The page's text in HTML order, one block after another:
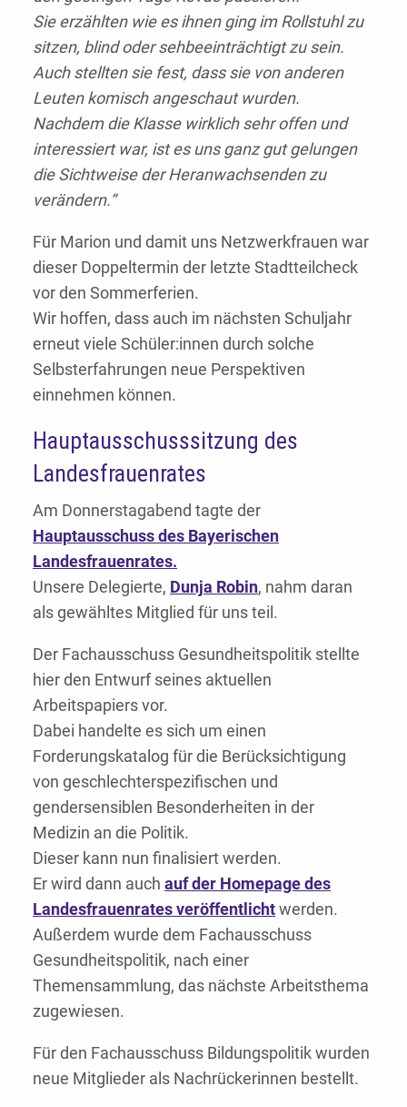
Sie erzählten wie es ihnen ging im Rollstuhl zu
sitzen, blind oder sehbeeinträchtigt zu sein.
Auch stellten sie fest, dass sie von anderen
Leuten komisch angeschaut wurden.
Nachdem die Klasse wirklich sehr offen und
interessiert war, ist es uns ganz gut gelungen
die Sichtweise der Heranwachsenden zu
verändern.“
Für Marion und damit uns Netzwerkfrauen war
dieser Doppeltermin der letzte Stadtteilcheck
vor den Sommerferien.
Wir hoffen, dass auch im nächsten Schuljahr
erneut viele Schüler:innen durch solche
Selbsterfahrungen neue Perspektiven
einnehmen können.
Hauptausschusssitzung des
Landesfrauenrates
Am Donnerstagabend tagte der
Hauptausschuss des Bayerischen
Landesfrauenrates.
Unsere Delegierte, Dunja Robin, nahm daran
als gewähltes Mitglied für uns teil.
Der Fachausschuss Gesundheitspolitik stellte
hier den Entwurf seines aktuellen
Arbeitspapiers vor.
Dabei handelte es sich um einen
Forderungskatalog für die Berücksichtigung
von geschlechterspezifischen und
gendersensiblen Besonderheiten in der
Medizin an die Politik.
Dieser kann nun finalisiert werden.
Er wird dann auch auf der Homepage des
Landesfrauenrates veröffentlichtwerden.
Außerdem wurde dem Fachausschuss
Gesundheitspolitik, nach einer
Themensammlung, das nächste Arbeitsthema
zugewiesen.
Für den Fachausschuss Bildungspolitik wurden
neue Mitglieder als Nachrückerinnen bestellt.